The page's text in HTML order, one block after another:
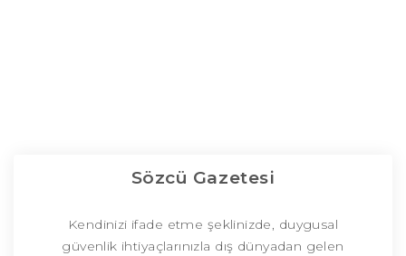
Sözcü Gazetesi
Kendinizi ifade etme şeklinizde, duygusal
güvenlik ihtiyaçlarınızla dış dünyadan gelen